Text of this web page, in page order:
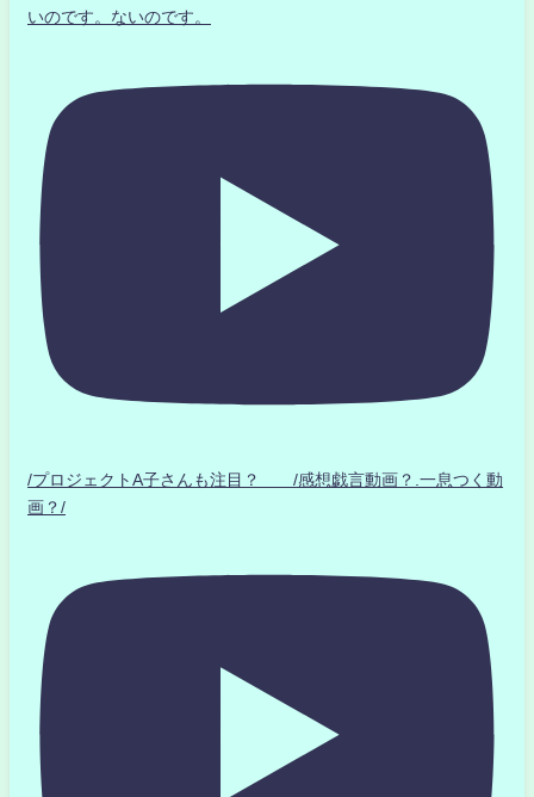
いのです。ないのです。
/プロジェクトA子さんも注目？ /感想戯言動画？.一息つく動
画？/